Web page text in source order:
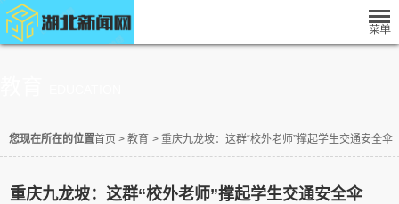
您现在所在的位置首页 > 教育 > 重庆九龙坡：这群“校外老师”撑起学生交通安全伞
重庆九龙坡：这群“校外老师”撑起学生交通安全伞